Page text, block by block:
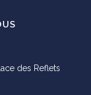
des Reflets